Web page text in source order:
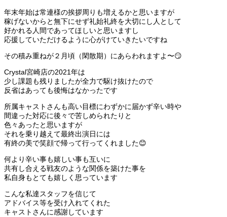
年末年始は常連様の挨拶周りも増えるかと思いますが
稼げないからと無下にせず礼始礼終を大切にし人として
好かれる人間であってほしいと思いますし
応援していただけるように心がけていきたいですね
その積み重ねが２月頃（閑散期）にあらわれますよ〜😏
Crystal宮崎店の2021年は
少し課題も残りましたが全力で駆け抜けたので
反省はあっても後悔はなかったです
所属キャストさんも高い目標にわずかに届かず辛い時や
間違った対応に後々で苦しめられたりと
色々あったと思いますが
それを乗り越えて最終出演日には
有終の美で笑顔で帰って行ってくれました😊
何より辛い事も嬉しい事も互いに
共有し合える戦友のような関係を築けた事を
私自身もとても嬉しく思っています
こんな私達スタッフを信じて
アドバイス等を受け入れてくれた
キャストさんに感謝しています